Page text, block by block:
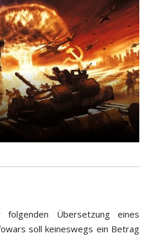
Übersetzung eines
soll keineswegs ein Betrag